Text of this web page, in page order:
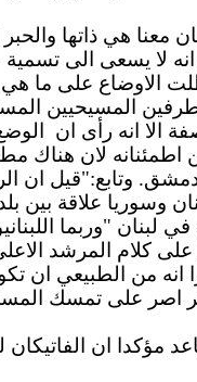
هي ذاتها
لا يسعى الى
الاوضاع على ما هي
المسيحيين
الا انه رأى ان
لان هناك
وتابع:"قيل ان
وسوريا علاقة بين
لبنان "وربما
كلام المرشد
انه من الطبيعي
اصر على تمسك
مؤكدا ان